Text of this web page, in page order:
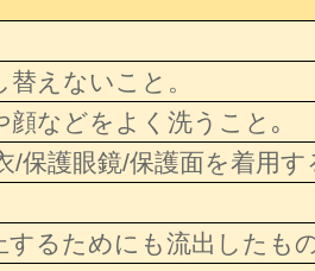
えないこと。
顔などをよく洗うこと｡
/保護眼鏡/保護面を着用
するためにも流出したも